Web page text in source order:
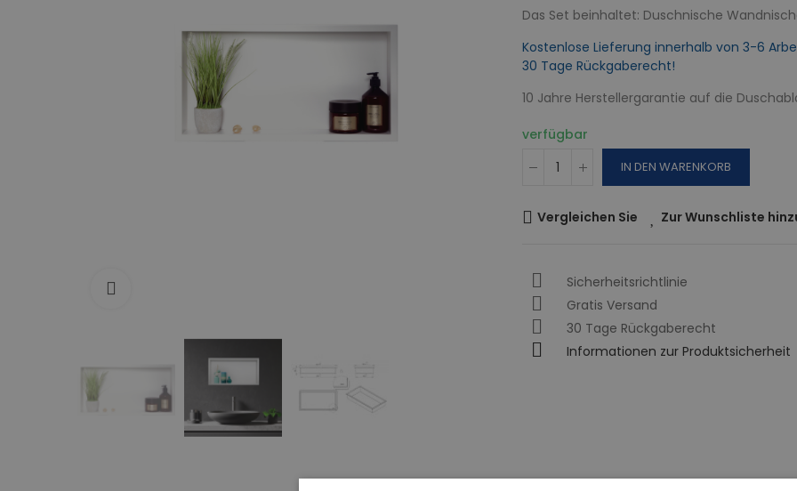
Das Set beinhaltet: Duschnische
Kostenlose Lieferung innerhalb von 3-6
30 Tage Rückgaberecht!
10 Jahre Herstellergarantie auf die
verfügbar
IN DEN WARENKORB
Vergleichen Sie Zur Wunschliste
Sicherheitsrichtlinie
Gratis Versand
30 Tage Rückgaberecht
Informationen zur Produktsicherheit